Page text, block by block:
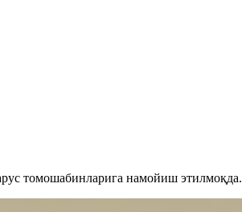
томошабинларига намойиш этилмоқда.